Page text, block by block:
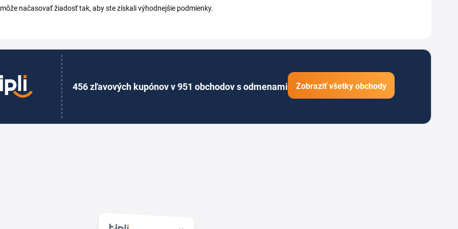
načasovať žiadosť tak, aby ste získali výhodnejšie podmienky.
456 zľavových kupónov v 951 obchodov s odmenami Zobraziť všetky obchody